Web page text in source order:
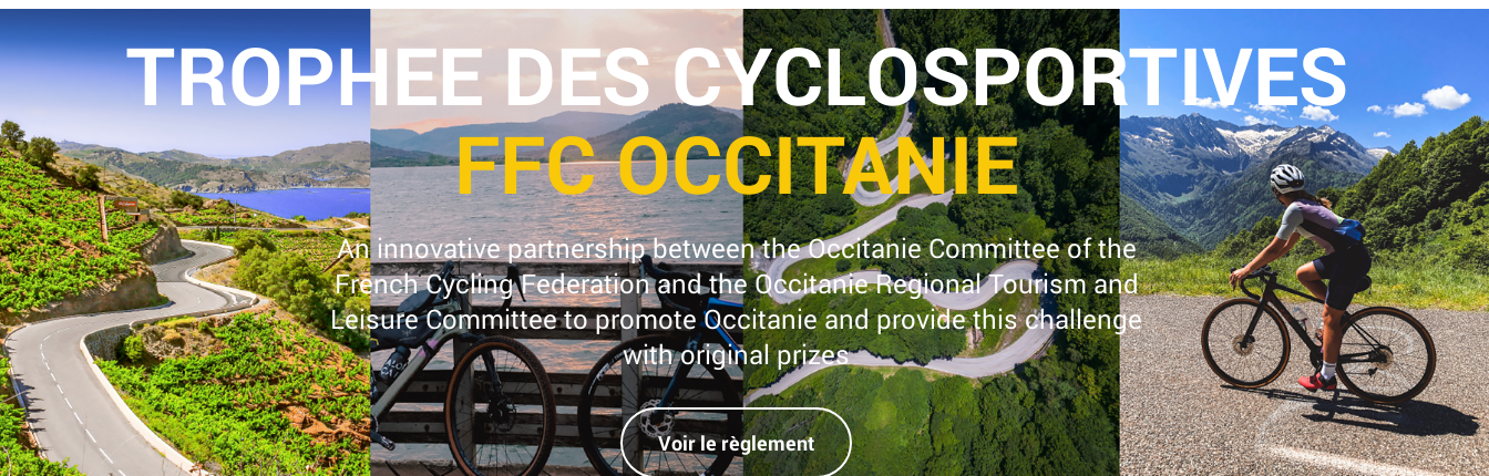
TROPHEE DES CYCLOSPORTIVES
FFC OCCITANIE
An innovative partnership between the Occitanie Committee of the
French Cycling Federation and the Occitanie Regional Tourism and
Leisure Committee to promote Occitanie and provide this challenge
with original prizes
Voir le règlement
#}